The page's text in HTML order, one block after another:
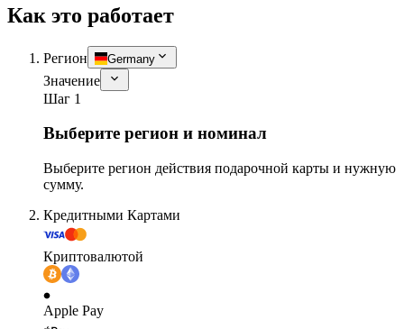
Как это работает
Регион Germany
Значение
Шаг 1
Выберите регион и номинал
Выберите регион действия подарочной карты и нужную
сумму.
Кредитными Картами
Криптовалютой
Apple Pay